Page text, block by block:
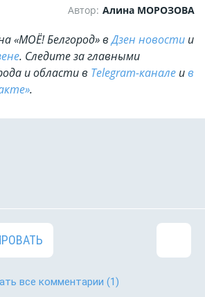
Автор: Алина МОРОЗОВА
«МОЁ! Белгород» вДзен новости и
. Cледите за главными
и области в Telegram-канале ив
.
все комментарии (1)